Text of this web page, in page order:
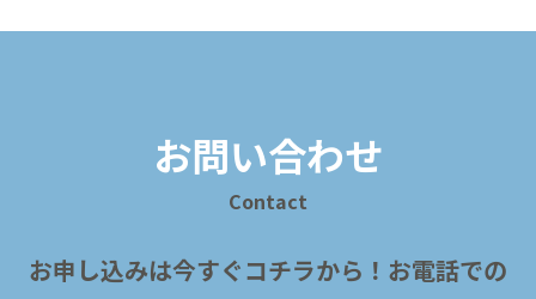
お問い合わせ
Contact
お申し込みは今すぐコチラから！ お電話での